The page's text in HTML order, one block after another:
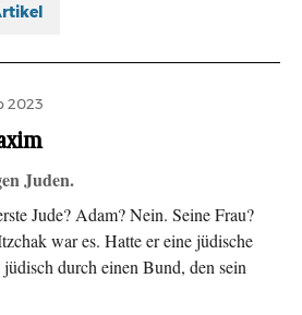
2023
Juden.
Jude? Adam? Nein. Seine Frau?
war es. Hatte er eine jüdische
durch einen Bund, den sein